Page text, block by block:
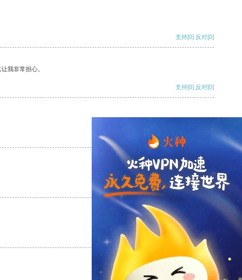
支持[0] 反对[0]
我非常担心。
支持[0] 反对[0]
支持
支持[0] 反对[0]
支持[0] 反对[0]